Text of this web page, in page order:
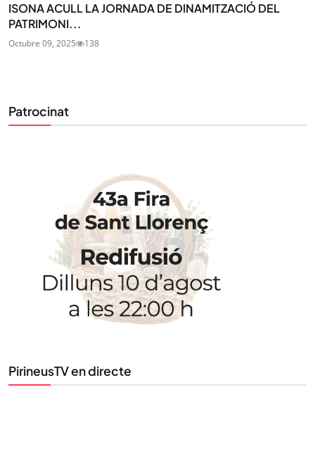
ISONA ACULL LA JORNADA DE DINAMITZACIÓ DEL
PATRIMONI...
Octubre 09, 2025 138
Patrocinat
PirineusTV en directe
STAY UPDATED
Uneix-te al nostre butlletí
al teu correu. Subscriu-te al nostre butlletí i segueix
la informació que importa.
SUBSCRIU-TE